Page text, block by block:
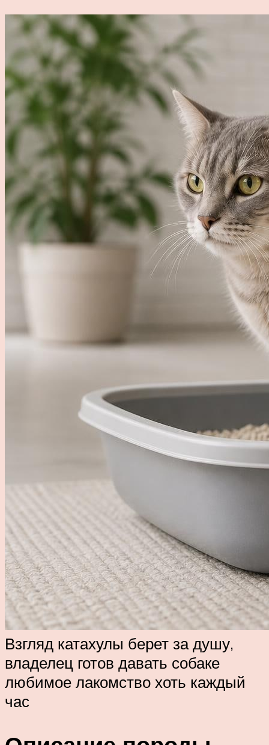
Взгляд катахулы берет за душу,
владелец готов давать собаке
любимое лакомство хоть каждый
час